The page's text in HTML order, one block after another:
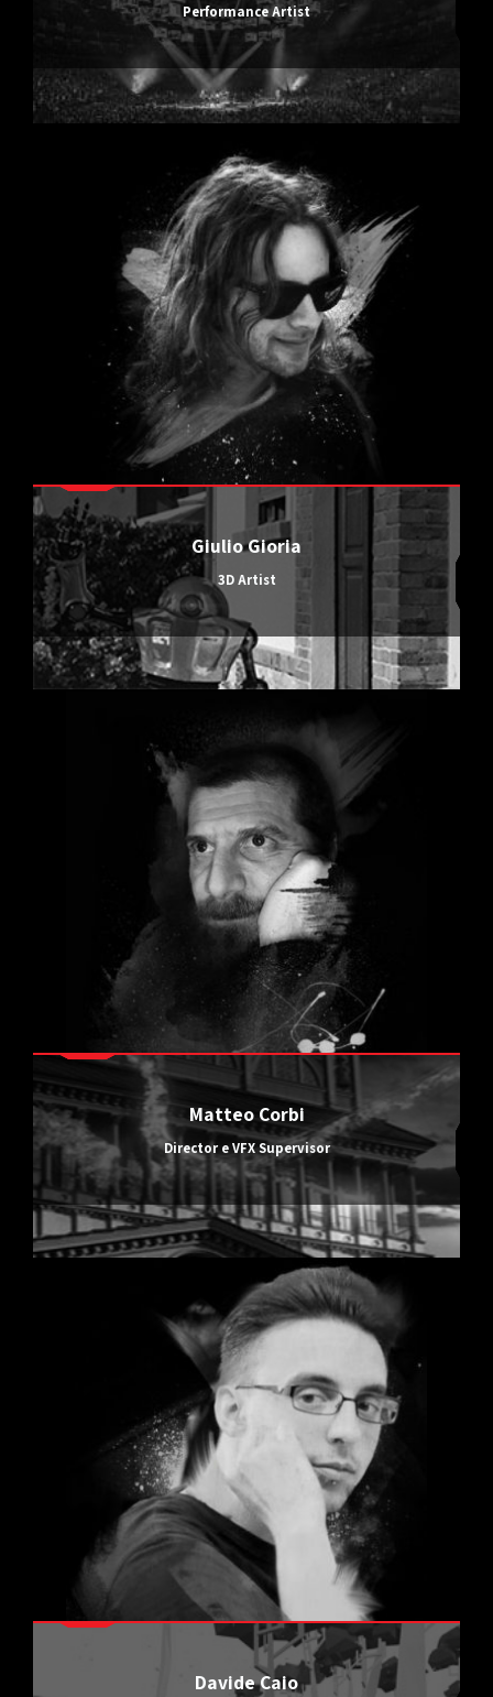
Performance Artist
Giulio Gioria
3D Artist
Matteo Corbi
Director e VFX Supervisor
Davide Caio